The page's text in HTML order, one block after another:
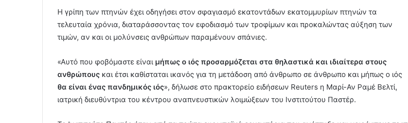
Η γρίπη των πτηνών έχει οδηγήσει στον σφαγιασμό εκατοντάδων εκατομμυρίων πτηνών τα
τελευταία χρόνια, διαταράσσοντας τον εφοδιασμό των τροφίμων και προκαλώντας αύξηση των
τιμών, αν και οι μολύνσεις ανθρώπων παραμένουν σπάνιες.
«Αυτό που φοβόμαστε είναι μήπως ο ιός προσαρμόζεται στα θηλαστικά και ιδιαίτερα στους
ανθρώπους και έτσι καθίσταται ικανός για τη μετάδοση από άνθρωπο σε άνθρωπο και μήπως ο ιός
θα είναι ένας πανδημικός ιός», δήλωσε στο πρακτορείο ειδήσεων Reuters η Μαρί-Αν Ραμέ Βελτί,
ιατρική διευθύντρια του κέντρου αναπνευστικών λοιμώξεων του Ινστιτούτου Παστέρ.